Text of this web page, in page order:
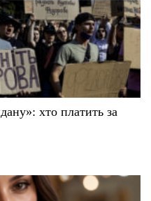
хто платить за